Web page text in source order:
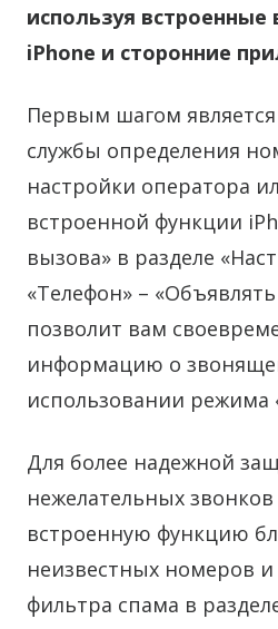
используя
iPhone и сторонние
Первым шагом
службы определения
настройки оператора
встроенной функции
вызова» в разделе
«Телефон» –
позволит вам
информацию о
использовании режима
Для более надежной
нежелательных
встроенную функцию
неизвестных номеров и
фильтра спама в